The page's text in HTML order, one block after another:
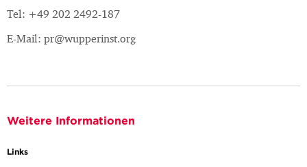
Tel: +49 202 2492-187
E-Mail: pr@wupperinst.org
Weitere Informationen
Links